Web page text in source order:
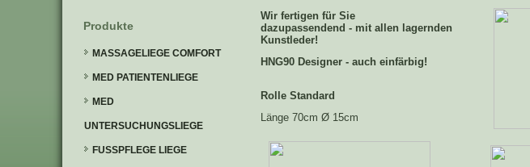
Produkte
MASSAGELIEGE COMFORT
MED PATIENTENLIEGE
MED
UNTERSUCHUNGSLIEGE
FUSSPFLEGE LIEGE
Wir fertigen für Sie
dazupassendend - mit allen lagernden
Kunstleder!
HNG90 Designer - auch einfärbig!
Rolle Standard
Länge 70cm Ø 15cm